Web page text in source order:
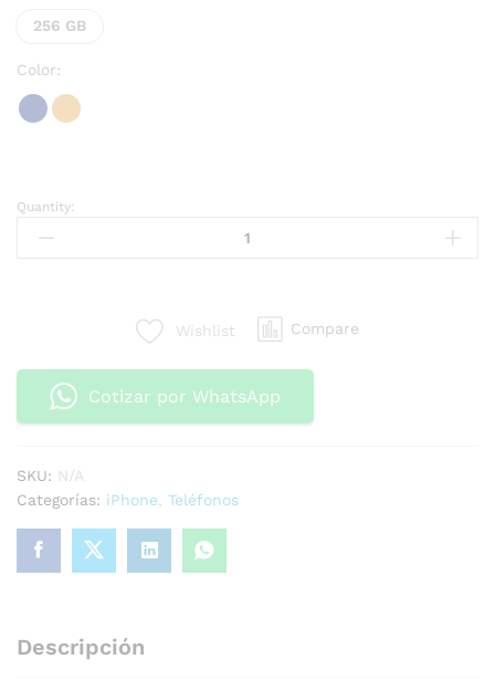
256 GB
Color:
Quantity:
Wishlist Compare
Cotizar por WhatsApp
SKU: N/A
Categorías: iPhone Teléfonos
Descripción